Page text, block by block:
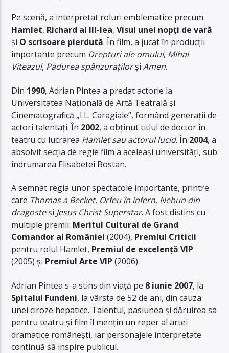
Pe scenă, a interpretat roluri emblematice precum
Hamlet, Richard al III-lea,Visul unei nopți de vară
și O scrisoare pierdută. În film, a jucat în producții
importante precum Drepturi ale omului, Mihai
Viteazul, Pădurea spânzurațilorșiAmen.
Din 1990, Adrian Pintea a predat actorie la
Universitatea Națională de Artă Teatrală și
Cinematografică „I.L. Caragiale”, formând generații de
actori talentați. În 2002, a obținut titlul de doctor în
teatru cu lucrarea Hamlet sau actorul lucid. În 2004, a
absolvit secția de regie film a aceleași universități, sub
îndrumarea Elisabetei Bostan.
A semnat regia unor spectacole importante, printre
care Thomas a Becket, Orfeu în infern, Nebun din
dragosteși Jesus Christ Superstar. A fost distins cu
multiple premii: Meritul Cultural de Grand
Comandor al României (2004), Premiul Criticii
pentru rolul Hamlet, Premiul de excelență VIP
(2005) și Premiul Arte VIP (2006).
Adrian Pintea s-a stins din viață pe 8 iunie 2007, la
Spitalul Fundeni, la vârsta de 52 de ani, din cauza
unei ciroze hepatice. Talentul, pasiunea și dăruirea sa
pentru teatru și film îl mențin un reper al artei
dramatice românești, iar personajele interpretate
continuă să inspire publicul.